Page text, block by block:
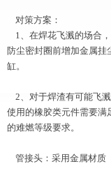
对策方案：
1、在焊花飞溅的场合
防尘密封圈前增加金属挂
缸。
2、对于焊渣有可能飞
使用的橡胶类元件需要满
的难燃等级要求。
管接头：采用金属材质